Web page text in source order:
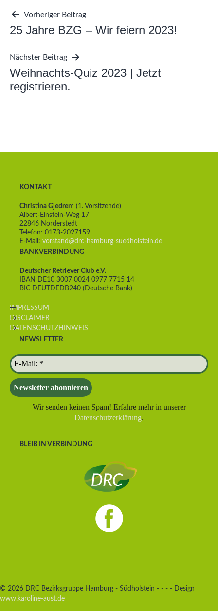
Beitragsnavigation
Vorheriger Beitrag
25 Jahre BZG – Wir feiern 2023!
Nächster Beitrag
Weihnachts-Quiz 2023 | Jetzt
registrieren.
KONTAKT
Christina Gjedrem (1. Vorsitzende)
Albert-Einstein-Weg 17
22846 Norderstedt
Telefon: 0173-2027159
E-Mail: vorstand@drc-hamburg-suedholstein.de
BANKVERBINDUNG
Deutscher Retriever Club e.V.
IBAN DE10 3007 0024 0977 7715 14
BIC DEUTDEDB240 (Deutsche Bank)
IMPRESSUM
DISCLAIMER
DATENSCHUTZHINWEIS
NEWSLETTER
Wir senden keinen Spam! Erfahre mehr in unserer
Datenschutzerklärung.
BLEIB IN VERBINDUNG
© 2026 DRC Bezirksgruppe Hamburg - Südholstein - - - - Design
www.karoline-aust.de